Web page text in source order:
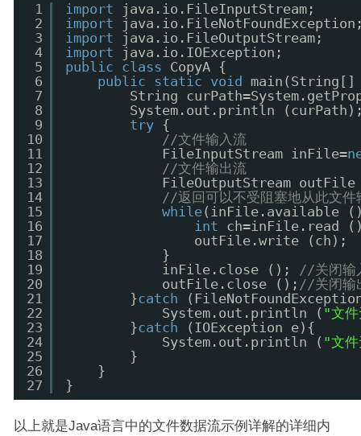
1
2
3
4
5
6
7
8
9
10
11
12
13
14
15
16
17
18
19
20
21
22
23
24
25
26
27
import
java.io.FileInputStream;
import
import
java.io.FileOutputStream;
import
java.io.IOException;
public
class
CopyA {
public
static void
String
System.out.println
try {
//文件输入流
FileInputStream inFile=
//文件输出流
FileOutputStream outFile
//返回可以不受阻塞地从此文件
while(inFile.available
int
ch=inFile.read
outFile.write
}
inFile.close (); //关闭输
outFile.close (); //关闭输
}catch
System.out.println ( "文
}catch
(IOException e){
System.out.println ( "文
}
}
}
以上就是Java语言中的文件数据流示例详解的详细内